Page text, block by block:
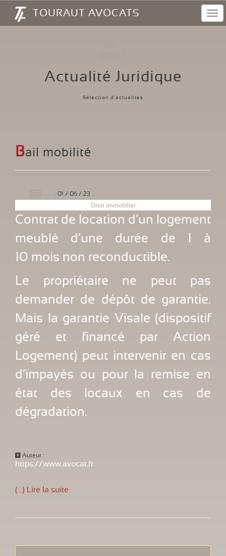
TOURAUT AVOCATS
Actualité Juridique
Sélection d'actualités
Bail mobilité
01 /06 /23
Droit immobilier
Contrat de location d’un logement
meublé d’une durée de 1 à
10 mois non reconductible.
Le propriétaire ne peut pas
demander de dépôt de garantie.
Mais la garantie Visale (dispositif
géré et financé par Action
Logement) peut intervenir en cas
d’impayés ou pour la remise en
état des locaux en cas de
dégradation.
Auteur :
https://www.avocat.fr
(...) Lire la suite